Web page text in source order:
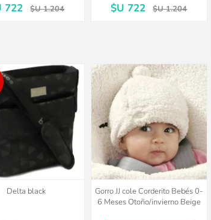
722 $U 1.204 $U 722 $U 1.204
Delta black
Gorro JJ cole Corderito Bebés 0-
6 Meses Otoño/invierno Beige